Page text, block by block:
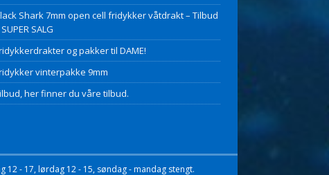
Shark 7mm open cell fridykker våtdrakt – Tilbud
SALG
og pakker til DAME!
vinterpakke 9mm
her finner du våre tilbud.
12 - 17, lørdag 12 - 15, søndag - mandag stengt.